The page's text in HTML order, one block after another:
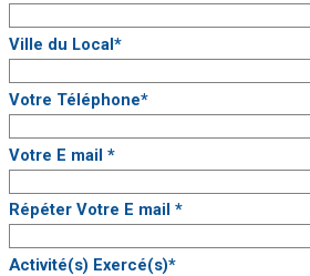
Ville du Local*
Votre Téléphone*
Votre E mail *
Répéter Votre E mail *
Activité(s) Exercé(s)*